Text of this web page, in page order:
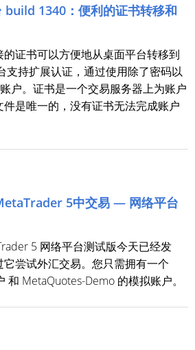
1340：便利的证书转移和
证书可以方便地从桌面平台转移到
支持扩展认证，通过使用除了密码以
户。证书是一个交易服务器上为账户
是唯一的，没有证书无法完成账户
5中交易 — 网络平台
5 网络平台测试版今天已经发
尝试外汇交易。您只需拥有一个
和 MetaQuotes-Demo 的模拟账户。